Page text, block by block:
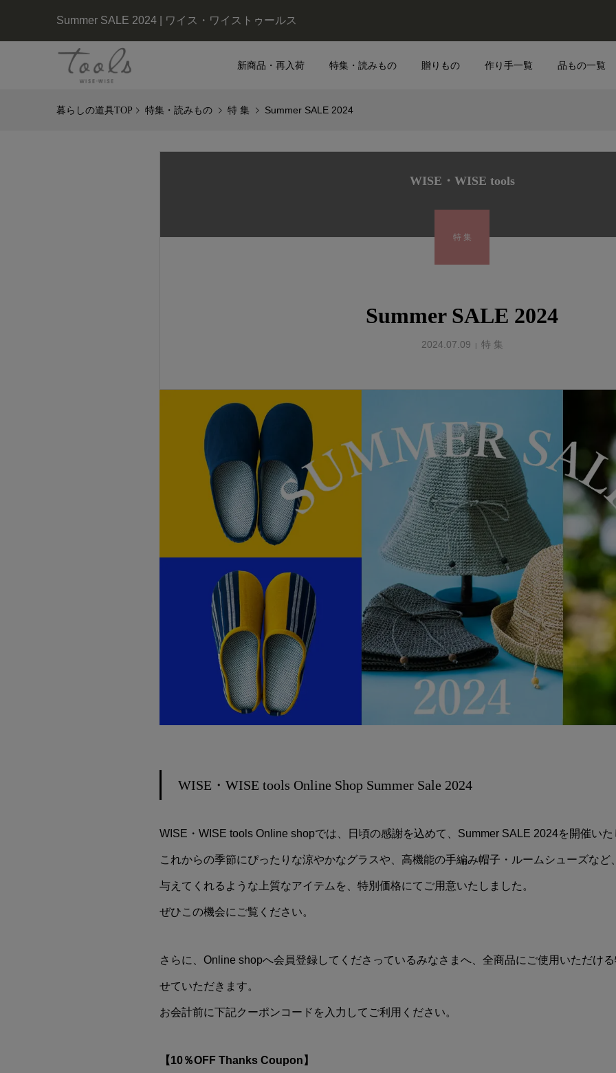
Summer SALE 2024 | ワイス・ワイストゥールス
新商品・再入荷 特集・読みもの 贈りもの 作り手一覧 品もの一覧
特集・読みもの 特 集 Summer SALE 2024
WISE・WISE tools
特 集
Summer SALE 2024
2024.07.09 特 集
WISE・WISE tools Online Shop Summer Sale 2024
WISE・WISE tools Online shopでは、日頃の感謝を込めて、Summer SALE 2024を開催いた
これからの季節にぴったりな涼やかなグラスや、高機能の手編み帽子・ルームシューズなど
与えてくれるような上質なアイテムを、特別価格にてご用意いたしました。
ぜひこの機会にご覧ください。
さらに、Online shopへ会員登録してくださっているみなさまへ、全商品にご使用いただけ
せていただきます。
お会計前に下記クーポンコードを入力してご利用ください。
【10％OFF Thanks Coupon】